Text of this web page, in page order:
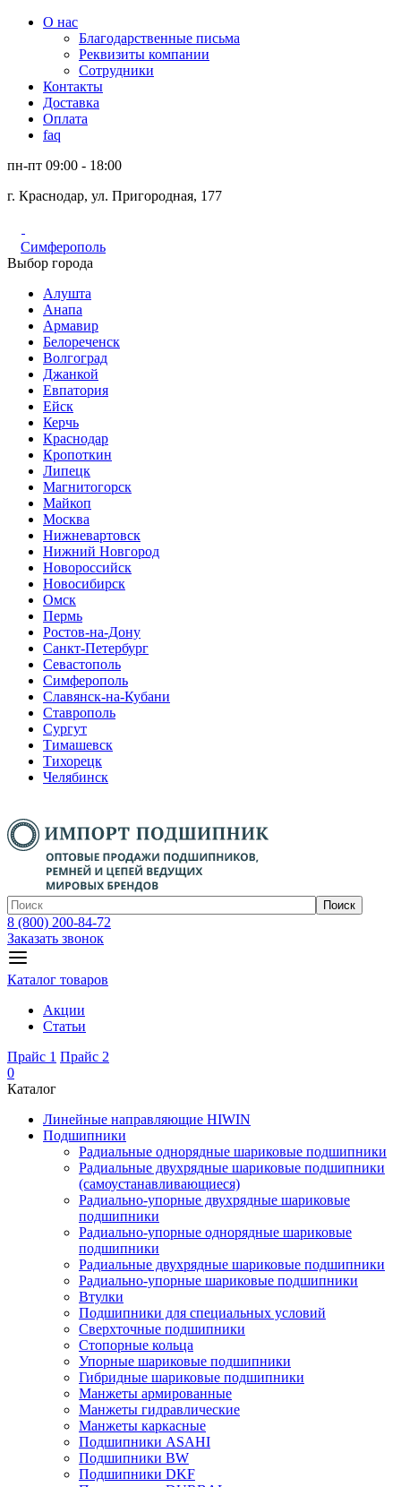
О нас
Благодарственные письма
Реквизиты компании
Сотрудники
Контакты
Доставка
Оплата
faq
пн-пт 09:00 - 18:00
г. Краснодар, ул. Пригородная, 177
Симферополь
Выбор города
Алушта
Анапа
Армавир
Белореченск
Волгоград
Джанкой
Евпатория
Ейск
Керчь
Краснодар
Кропоткин
Липецк
Магнитогорск
Майкоп
Москва
Нижневартовск
Нижний Новгород
Новороссийск
Новосибирск
Омск
Пермь
Ростов-на-Дону
Санкт-Петербург
Севастополь
Симферополь
Славянск-на-Кубани
Ставрополь
Сургут
Тимашевск
Тихорецк
Челябинск
Поиск
8 (800) 200-84-72
Заказать звонок
Каталог товаров
Акции
Статьи
Прайс 1 Прайс 2
0
Каталог
Линейные направляющие HIWIN
Подшипники
Радиальные однорядные шариковые подшипники
Радиальные двухрядные шариковые подшипники
(самоустанавливающиеся)
Радиально-упорные двухрядные шариковые
подшипники
Радиально-упорные однорядные шариковые
подшипники
Радиальные двухрядные шариковые подшипники
Радиально-упорные шариковые подшипники
Втулки
Подшипники для специальных условий
Сверхточные подшипники
Стопорные кольца
Упорные шариковые подшипники
Гибридные шариковые подшипники
Манжеты армированные
Манжеты гидравлические
Манжеты каркасные
Подшипники ASAHI
Подшипники BW
Подшипники DKF